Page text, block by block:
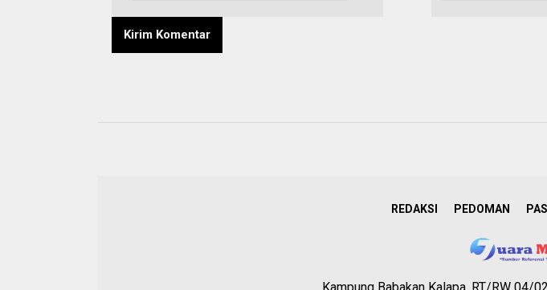
REDAKSI PEDOMAN